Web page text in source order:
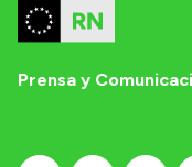
Prensa y